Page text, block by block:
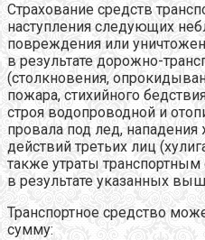
Страхование средств
наступления следующих
повреждения или
в результате дорожно-
(столкновения,
пожара, стихийного
строя водопроводной и
провала под лед,
действий третьих лиц
также утраты
в результате указанных
Транспортное средство
сумму: